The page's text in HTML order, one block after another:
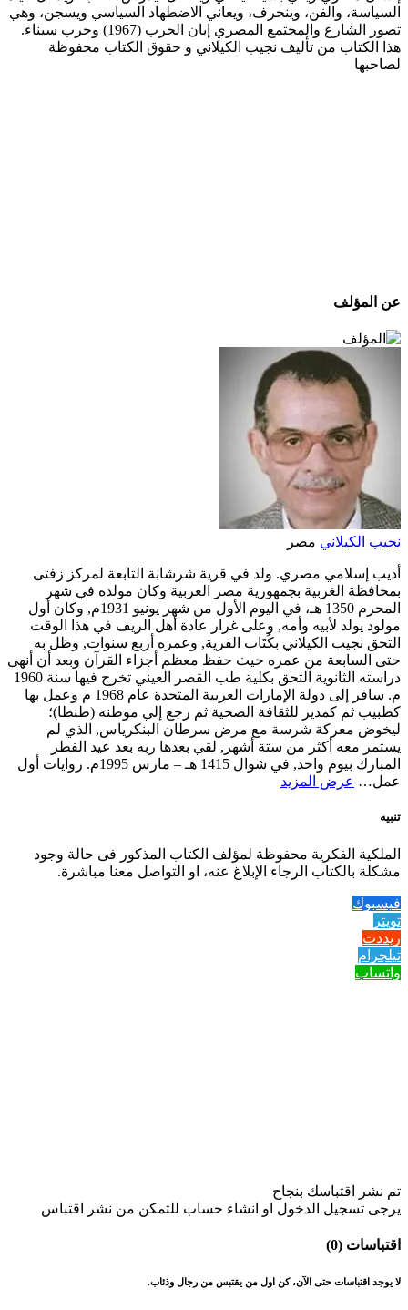
السياسة، والفن، وينحرف، ويعاني الاضطهاد السياسي ويسجن، وهي
تصور الشارع والمجتمع المصري إبان الحرب (1967) وحرب سيناء.
هذا الكتاب من تأليف نجيب الكيلاني و حقوق الكتاب محفوظة
لصاحبها
عن المؤلف
نجيب الكيلاني مصر
أديب إسلامي مصري. ولد في قرية شرشابة التابعة لمركز زفتى
بمحافظة الغربية بجمهورية مصر العربية وكان مولده في شهر
المحرم 1350 هـ، في اليوم الأول من شهر يونيو 1931م, وكان أول
مولود يولد لأبيه وأمه, وعلى غرار عادة أهل الريف في هذا الوقت
التحق نجيب الكيلاني بكُتَاب القرية, وعمره أربع سنوات, وظل به
حتى السابعة من عمره حيث حفظ معظم أجزاء القرآن وبعد أن أنهى
دراسته الثانوية التحق بكلية طب القصر العيني تخرج فيها سنة 1960
م. سافر إلى دولة الإمارات العربية المتحدة عام 1968 م وعمل بها
كطبيب ثم كمدير للثقافة الصحية ثم رجع إلي موطنه (طنطا)؛
ليخوض معركة شرسة مع مرض سرطان البنكرياس, الذي لم
يستمر معه أكثر من ستة أشهر, لقي بعدها ربه بعد عيد الفطر
المبارك بيوم واحد, في شوال 1415 هـ – مارس 1995م. روايات أول
عمل… عرض المزيد
تنبيه
الملكية الفكرية محفوظة لمؤلف الكتاب المذكور فى حالة وجود
مشكلة بالكتاب الرجاء الإبلاغ عنه، او التواصل معنا مباشرة.
فيسبوك
تويتر
ريددت
تيلجرام
واتساب
تم نشر اقتباسك بنجاح
يرجى تسجيل الدخول او انشاء حساب للتمكن من نشر اقتباس
اقتباسات (0)
لا يوجد اقتباسات حتى الآن، كن اول من يقتبس من رجال وذئاب.